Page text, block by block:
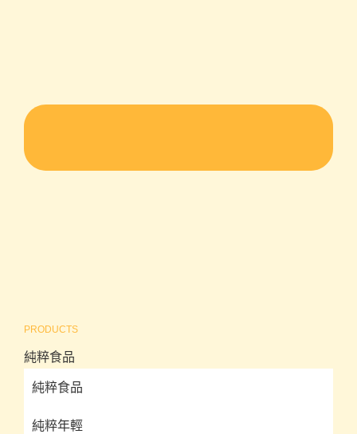
PRODUCTS
純粹食品
純粹食品
純粹年輕